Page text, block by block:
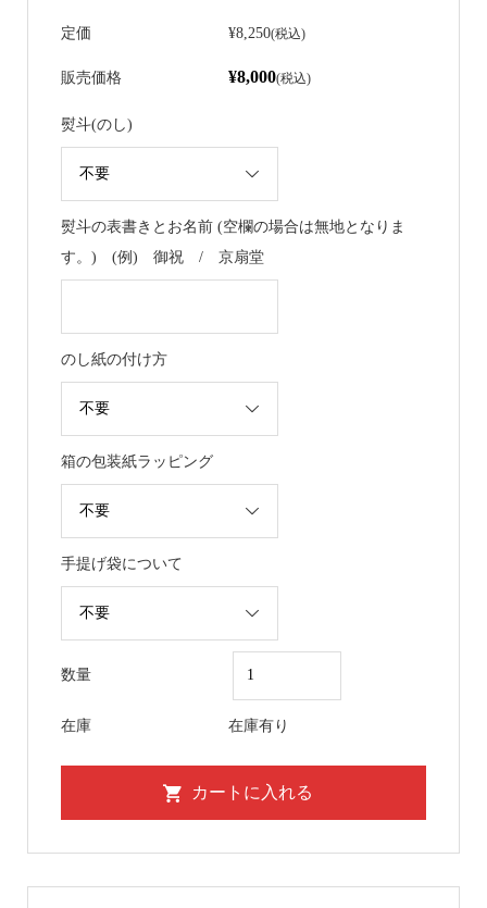
定価 ¥8,250(税込)
販売価格 ¥8,000(税込)
熨斗(のし)
熨斗の表書きとお名前 (空欄の場合は無地となりま
す。) (例) 御祝 / 京扇堂
のし紙の付け方
箱の包装紙ラッピング
手提げ袋について
数量
在庫 在庫有り